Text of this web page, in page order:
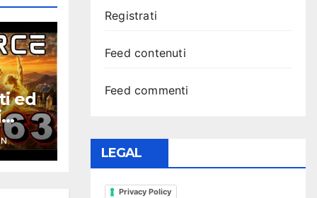
ed
Registrati
Feed contenuti
Feed commenti
LEGAL
Privacy Policy